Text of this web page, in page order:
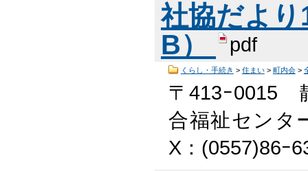
社協だより
B）
pdf
くらし・手続き > 住まい> 町内会>
〒413ｰ0015
合福祉センタ
X：(0557)86ｰ